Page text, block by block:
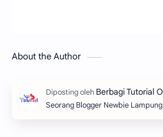
About the Author
Seorang Blogger Newbie Lampung